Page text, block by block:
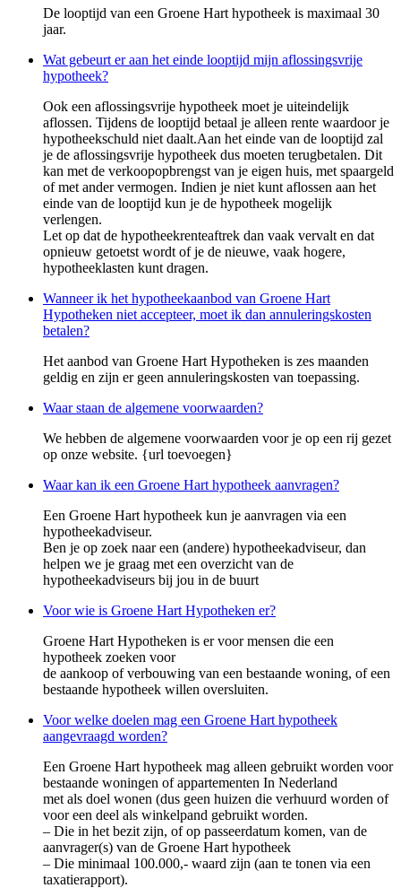
De looptijd van een Groene Hart hypotheek is maximaal 30
jaar.
Wat gebeurt er aan het einde looptijd mijn aflossingsvrije
hypotheek?
Ook een aflossingsvrije hypotheek moet je uiteindelijk
aflossen. Tijdens de looptijd betaal je alleen rente waardoor je
hypotheekschuld niet daalt.Aan het einde van de looptijd zal
je de aflossingsvrije hypotheek dus moeten terugbetalen. Dit
kan met de verkoopopbrengst van je eigen huis, met spaargeld
of met ander vermogen. Indien je niet kunt aflossen aan het
einde van de looptijd kun je de hypotheek mogelijk
verlengen.
Let op dat de hypotheekrenteaftrek dan vaak vervalt en dat
opnieuw getoetst wordt of je de nieuwe, vaak hogere,
hypotheeklasten kunt dragen.
Wanneer ik het hypotheekaanbod van Groene Hart
Hypotheken niet accepteer, moet ik dan annuleringskosten
betalen?
Het aanbod van Groene Hart Hypotheken is zes maanden
geldig en zijn er geen annuleringskosten van toepassing.
Waar staan de algemene voorwaarden?
We hebben de algemene voorwaarden voor je op een rij gezet
op onze website. {url toevoegen}
Waar kan ik een Groene Hart hypotheek aanvragen?
Een Groene Hart hypotheek kun je aanvragen via een
hypotheekadviseur.
Ben je op zoek naar een (andere) hypotheekadviseur, dan
helpen we je graag met een overzicht van de
hypotheekadviseurs bij jou in de buurt
Voor wie is Groene Hart Hypotheken er?
Groene Hart Hypotheken is er voor mensen die een
hypotheek zoeken voor
de aankoop of verbouwing van een bestaande woning, of een
bestaande hypotheek willen oversluiten.
Voor welke doelen mag een Groene Hart hypotheek
aangevraagd worden?
Een Groene Hart hypotheek mag alleen gebruikt worden voor
bestaande woningen of appartementen In Nederland
met als doel wonen (dus geen huizen die verhuurd worden of
voor een deel als winkelpand gebruikt worden.
– Die in het bezit zijn, of op passeerdatum komen, van de
aanvrager(s) van de Groene Hart hypotheek
– Die minimaal 100.000,- waard zijn (aan te tonen via een
taxatierapport).